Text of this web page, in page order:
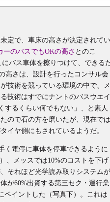
定で、車床の高さが決定されてい
ーのバスでもOKの高さ とのこ
バス車体を擦りつけて、できる
高さは、設計を行ったコンサル会
技術を競っている環境の中で、メ
技術はすでにナントのバスウエイ
するくらい何でもない」、と素人
ので石の方を磨いたが、現在では
イヤ側にもされているようだ。
く電停に車体を停車できるように
、メッスでは10%のコストを下げ
それほど光学読み取りシステムが
が60%出資する第三セク・運行業
ペイントした（写真下）。これは